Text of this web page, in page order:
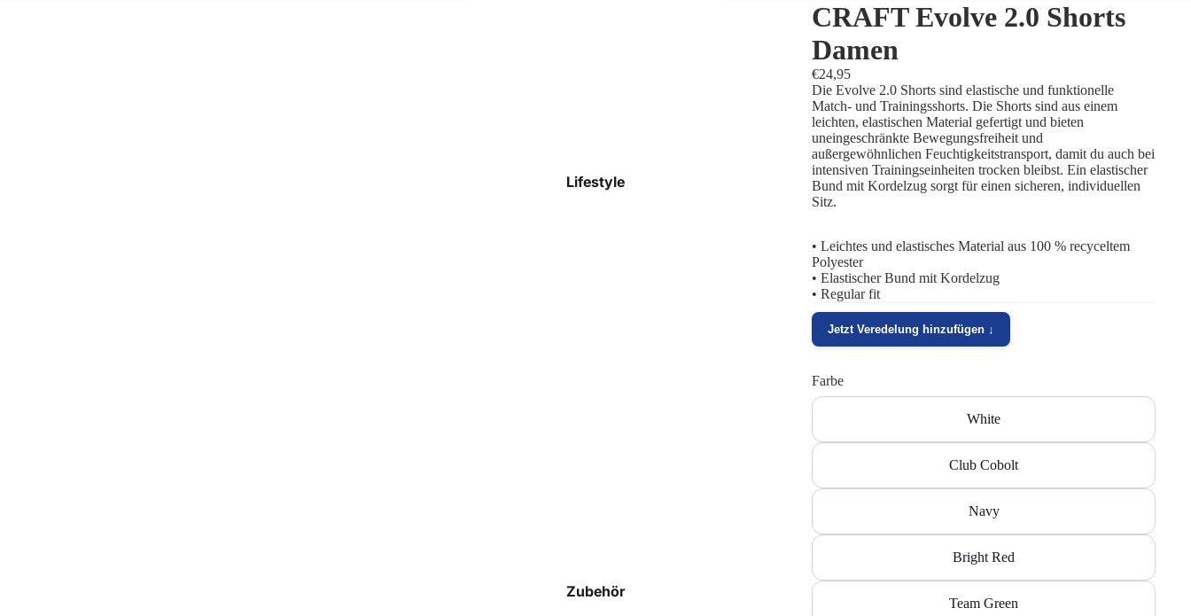
Stutzen & Socken
Lifestyle
Zubehör
CRAFT Evolve 2.0 Shorts
Damen
€24,95
Die Evolve 2.0 Shorts sind elastische und funktionelle
Match- und Trainingsshorts. Die Shorts sind aus einem
leichten, elastischen Material gefertigt und bieten
uneingeschränkte Bewegungsfreiheit und
außergewöhnlichen Feuchtigkeitstransport, damit du auch bei
intensiven Trainingseinheiten trocken bleibst. Ein elastischer
Bund mit Kordelzug sorgt für einen sicheren, individuellen
Sitz.
• Leichtes und elastisches Material aus 100 % recyceltem
Polyester
• Elastischer Bund mit Kordelzug
• Regular fit
Jetzt Veredelung hinzufügen ↓
Farbe
White
Club Cobolt
Navy
Bright Red
Team Green